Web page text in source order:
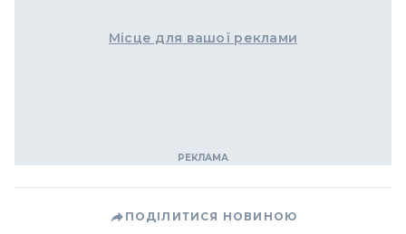
Місце для вашої реклами
ПОДІЛИТИСЯ НОВИНОЮ